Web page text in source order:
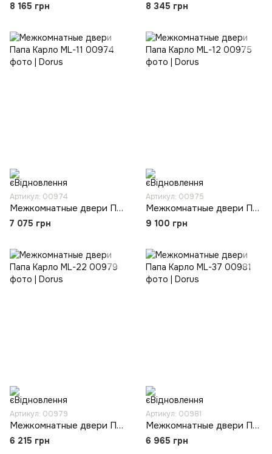
8 165 грн 8 345 грн
Артикул: 00974
Межкомнатные двери Папа Карло ML-11
7 075 грн
Артикул: 00975
Межкомнатные двери Папа Карло ML-12
9 100 грн
Артикул: 00979
Межкомнатные двери Папа Карло ML-22
6 215 грн
Артикул: 00981
Межкомнатные двери Папа Карло ML-37
6 965 грн